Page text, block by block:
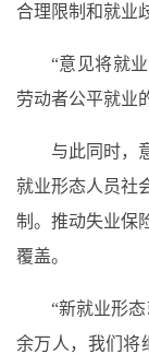
合理限制和就业
“意见将就
劳动者公平就业
与此同时，
就业形态人员社
制。推动失业保
覆盖。
“新就业形
余万人，我们将